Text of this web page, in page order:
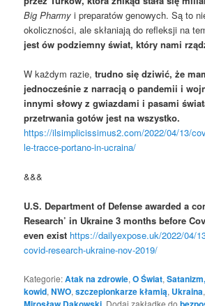
Big Pharmy i preparatów genowych. Są to
okoliczności, ale skłaniają do refleksji na
jest ów podziemny świat, który nami
W każdym razie,trudno się dziwić, że
jednocześnie z narracją o pandemii i
innymi słowy z gwiazdami i pasami
przetrwania gotów jest na wszystko.
https://ilsimplicissimus2.com/2022/04/13/
le-tracce-portano-in-ucraina/
&&&
U.S. Department of Defense awarded a
Research’ in Ukraine 3 months before
even exist https://dailyexpose.uk/2022/04/
covid-research-ukraine-nov-2019/
Kategorie:Atak na zdrowie,O Świat,
kowid,NWO,szczepionkarze kłamią, Ukraina,
. Dodaj zakładkę do